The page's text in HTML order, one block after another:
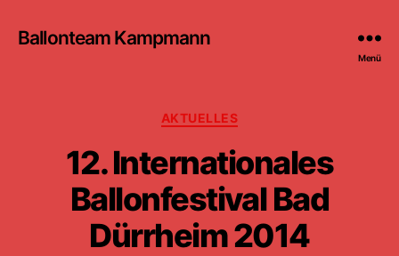
Ballonteam Kampmann
Menü
Kategorien
AKTUELLES
12. Internationales
Ballonfestival Bad
Dürrheim 2014